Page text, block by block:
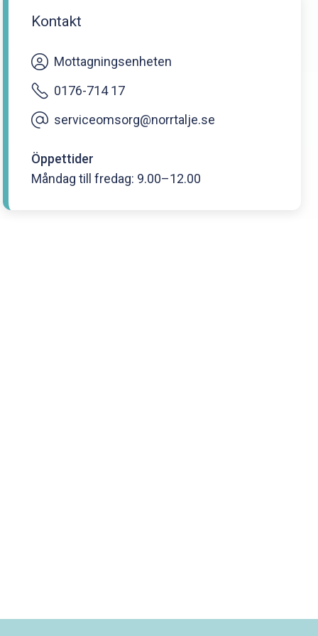
Kontakt
Mottagningsenheten
0176-714 17
serviceomsorg@norrtalje.se
Öppettider
Måndag till fredag: 9.00–12.00